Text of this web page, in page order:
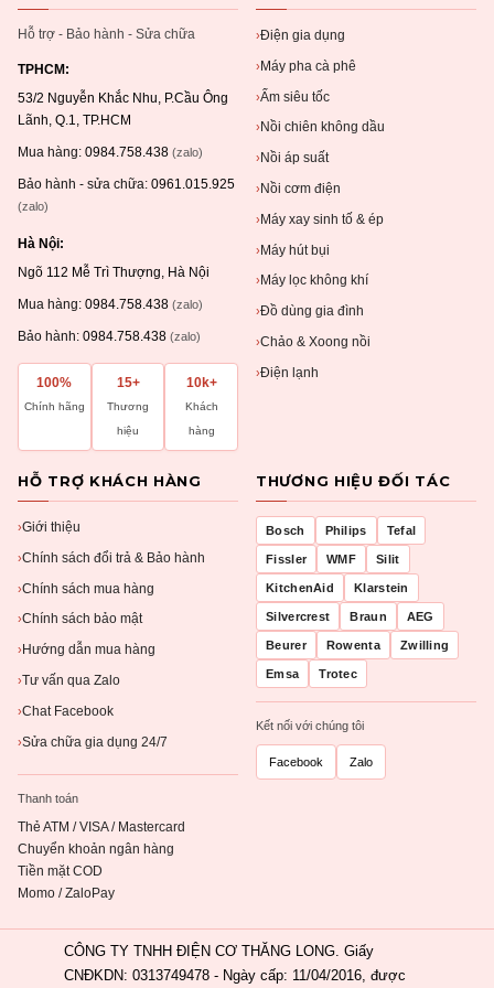
Hỗ trợ - Bảo hành - Sửa chữa
TPHCM:
53/2 Nguyễn Khắc Nhu, P.Cầu Ông
Lãnh, Q.1, TP.HCM
Mua hàng: 0984.758.438 (zalo)
Bảo hành - sửa chữa: 0961.015.925
(zalo)
Hà Nội:
Ngõ 112 Mễ Trì Thượng, Hà Nội
Mua hàng: 0984.758.438 (zalo)
Bảo hành: 0984.758.438 (zalo)
100%
Chính hãng
15+
Thương
hiệu
10k+
Khách
hàng
›Điện gia dụng
›Máy pha cà phê
›Ấm siêu tốc
› Nồi chiên không dầu
› Nồi áp suất
› Nồi cơm điện
›Máy xay sinh tố & ép
›Máy hút bụi
› Máy lọc không khí
›Đồ dùng gia đình
›Chảo & Xoong nồi
›Điện lạnh
HỖ TRỢ KHÁCH HÀNG
›Giới thiệu
›Chính sách đổi trả & Bảo hành
›Chính sách mua hàng
›Chính sách bảo mật
› Hướng dẫn mua hàng
›Tư vấn qua Zalo
›Chat Facebook
›Sửa chữa gia dụng 24/7
Thanh toán
Thẻ ATM / VISA / Mastercard
Chuyển khoản ngân hàng
Tiền mặt COD
Momo / ZaloPay
THƯƠNG HIỆU ĐỐI TÁC
Bosch Philips Tefal
Fissler WMF Silit
KitchenAid Klarstein
Silvercrest Braun AEG
Beurer Rowenta Zwilling
Emsa Trotec
Kết nối với chúng tôi
Facebook Zalo
CÔNG TY TNHH ĐIỆN CƠ THĂNG LONG. Giấy
CNĐKDN: 0313749478 - Ngày cấp: 11/04/2016, được